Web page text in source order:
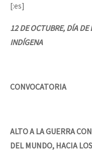
[:es]
12 DE OCTUBRE, DÍA
INDÍGENA
CONVOCATORIA
ALTO A LA GUERRA
DEL MUNDO, HACIA